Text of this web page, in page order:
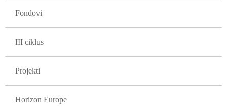
Fondovi
III ciklus
Projekti
Horizon Europe